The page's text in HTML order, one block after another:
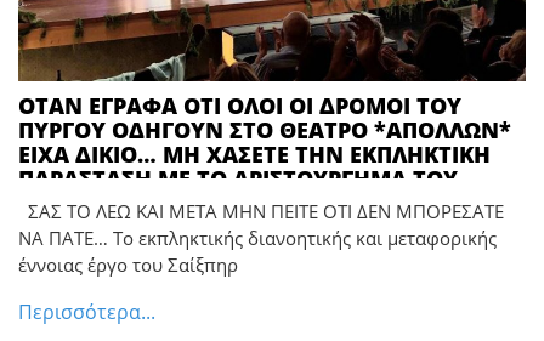
ΟΤΑΝ ΕΓΡΑΦΑ ΟΤΙ ΟΛΟΙ ΟΙ ΔΡΟΜΟΙ ΤΟΥ
ΠΥΡΓΟΥ ΟΔΗΓΟΥΝ ΣΤΟ ΘΕΑΤΡΟ *ΑΠΟΛΛΩΝ*
ΕΙΧΑ ΔΙΚΙΟ… ΜΗ ΧΑΣΕΤΕ ΤΗΝ ΕΚΠΛΗΚΤΙΚΗ
ΠΑΡΑΣΤΑΣΗ ΜΕ ΤΟ ΑΡΙΣΤΟΥΡΓΗΜΑ ΤΟΥ
ΣΑΙΞΠΗΡ *Η ΤΡΙΚΥΜΙΑ*
ΣΑΣ ΤΟ ΛΕΩ ΚΑΙ ΜΕΤΑ ΜΗΝ ΠΕΙΤΕ ΟΤΙ ΔΕΝ ΜΠΟΡΕΣΑΤΕ
ΝΑ ΠΑΤΕ… Το εκπληκτικής διανοητικής και μεταφορικής
έννοιας έργο του Σαίξπηρ
Περισσότερα...